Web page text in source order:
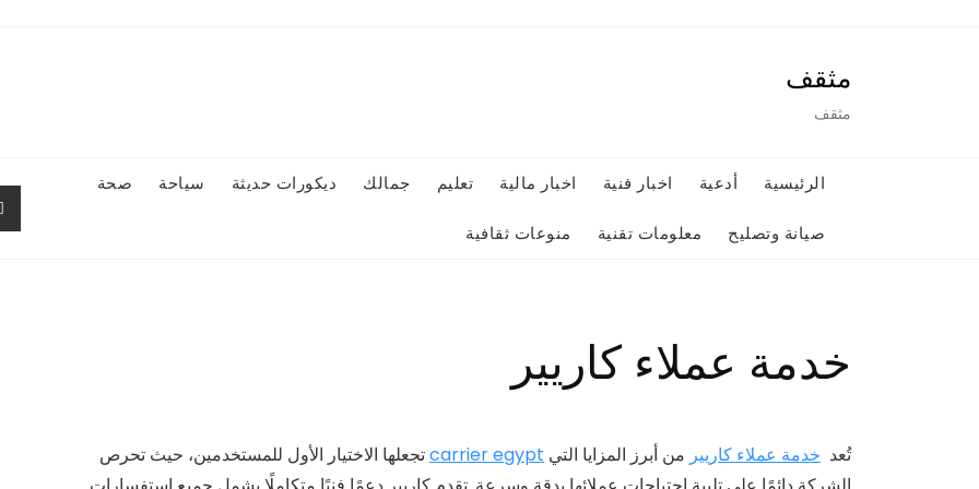
مثقف
مثقف
الرئيسية أدعية اخبار فنية اخبار مالية تعليم جمالك ديكورات حديثة سياحة صحة
صيانة وتصليح معلومات تقنية منوعات ثقافية
خدمة عملاء كاريير
تُعد خدمة عملاء كاريير من أبرز المزايا التي carrier egyptتجعلها الاختيار الأول للمستخدمين، حيث تحرص